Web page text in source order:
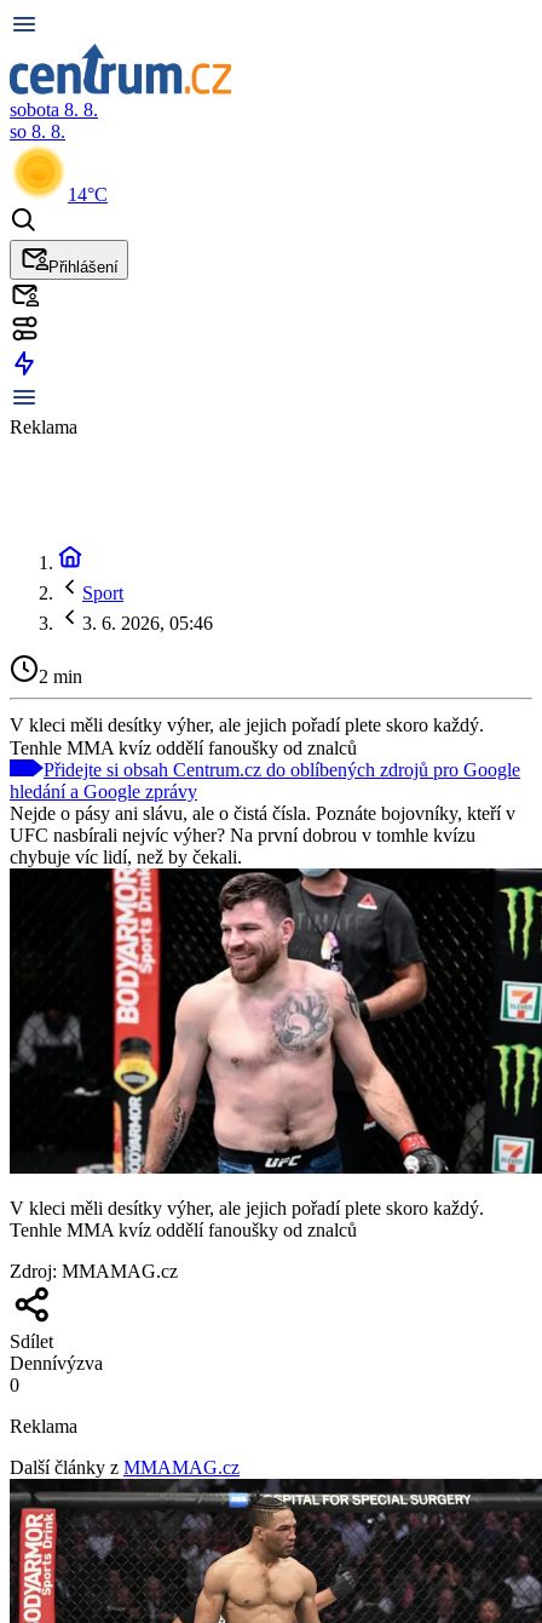
sobota 8. 8.
so 8. 8.
14°C
Přihlášení
Reklama
Sport
3. 6. 2026, 05:46
2 min
V kleci měli desítky výher, ale jejich pořadí plete skoro každý.
Tenhle MMA kvíz oddělí fanoušky od znalců
Přidejte si obsah Centrum.cz do oblíbených zdrojů pro Google
hledání a Google zprávy
Nejde o pásy ani slávu, ale o čistá čísla. Poznáte bojovníky, kteří v
UFC nasbírali nejvíc výher? Na první dobrou v tomhle kvízu
chybuje víc lidí, než by čekali.
V kleci měli desítky výher, ale jejich pořadí plete skoro každý.
Tenhle MMA kvíz oddělí fanoušky od znalců
Zdroj: MMAMAG.cz
Sdílet
Dennívýzva
0
Reklama
Další články z MMAMAG.cz